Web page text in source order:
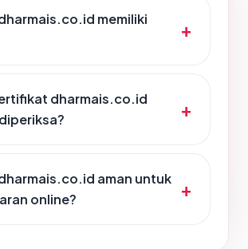
memiliki
dharmais.co.id
aman untuk
online?